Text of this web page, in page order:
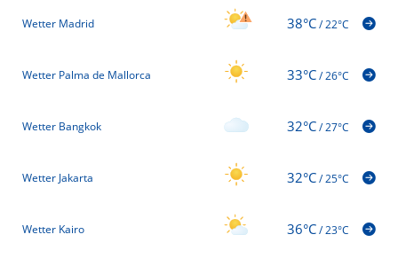
Wetter Madrid 38°C/22°C
Wetter Palma de Mallorca 33°C/26°C
Wetter Bangkok 32°C/27°C
Wetter Jakarta 32°C/25°C
Wetter Kairo 36°C/23°C